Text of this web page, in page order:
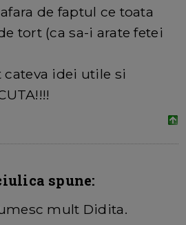
de faptul ce toata
tort (ca sa-i arate fetei
idei utile si
spune:
mult Didita.